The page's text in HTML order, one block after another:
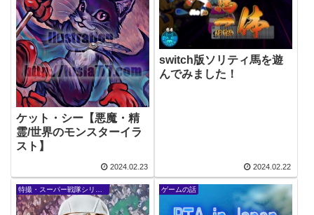
ケット・シー【悪魔・精
霊/世界のモンスターイラ
スト】
2024.02.23
switch版ソリティ馬を遊
んでみました！
2024.02.22
ゲームの話